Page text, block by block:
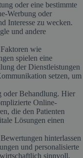
oder eine bestimmte
Werbung oder
Interesse zu wecken.
und andere
wie
spielen eine
der Dienstleistungen
setzen, um
oder Behandlung. Hier
Online-
die den Patienten
Lösungen einen
hinterlassen
und personalisierte
sinnvoll,